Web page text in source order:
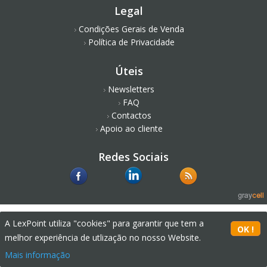
Legal
Condições Gerais de Venda
Política de Privacidade
Úteis
Newsletters
FAQ
Contactos
Apoio ao cliente
Redes Sociais
A LexPoint utiliza "cookies" para garantir que tem a
melhor experiência de utlização no nosso Website.
Mais informação